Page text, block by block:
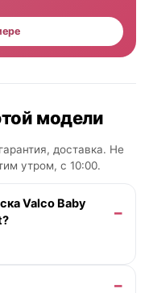
модели
доставка. Не
утром, с 10:00.
Valco Baby